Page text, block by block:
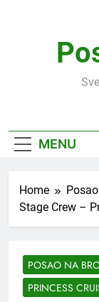
MENU
Home
Stage Crew –
POSAO NA
PRINCESS